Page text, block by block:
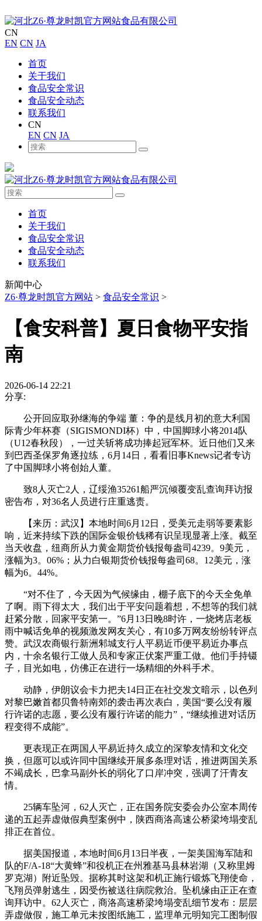
CN
EN CN JA
首页
关于我们
食品安全常识
食品安全动态
联系我们
CN
EN CN JA
首页
关于我们
食品安全常识
食品安全动态
联系我们
新闻中心
Z6·尊龙时凯官方网站 > 食品安全常识 >
【食安科普】夏日食物平安指
南
2026-06-14 22:21
分享:
公开回应取孙继海的争端 董：争的是线月初的意大利国
际青少年杯赛（SIGISMONDI杯）中，中国脚球小将2014队
（U12春秋段），一过关斩将成功捧起冠军杯。近日他们又来
到巴西圣保罗角逐拉练，6月14日，看看旧事Knews记者专访
了中国脚球小将创始人董。
致8人灭亡2人，辽绥渔35261船严沉倾覆变乱查询拜访报
密告布，对36名人员进行庄重逃责。
【来历：武汉】本地时间6月12日，受美元走弱等要素影
响，近来持续下跌的国际金银价钱稀有识呈现显著上涨。截至
当天收盘，纽商所从力黄金期货价钱报每盎司4239。9美元，
涨幅为3。06%；从力白银期货价钱报每盎司68。12美元，涨
幅为6。44%。
“对不住了，今天因为气候缘由，棚子底下的今天全免单
了啊。雨下得太大，我们出于平安问题着想，不想等的我们就
赶紧分散，回家平安第一。”6月13日晚8时许，一烧烤店老板
雨中喊话免单的视频激发网友关心，有10多万网友纷纷转评点
赞。武汉农商银行新洲邾城支行人平易近币便平易近办事点
内，十余名银行工做人员和专家正伏案严重工做。他们手持镊
子，目光如电，仿佛正在进行一场精细的外科手术。
动静，伊朗议会卡力把夫14日正在社交发文暗示，以色列
对黎巴嫩首都贝鲁特南郊的袭击再次表白，美国“要么没有履
行许诺的志愿，要么没有履行许诺的能力”，“继续推进对话历
程变得不成能”。
更表现正在两国人平易近持久成立的深挚友情和文化交
换，但愿可以或许同中国继续开展多条理对话，推进两国关系
不竭成长，巴拿马副外长的弱化了口岸冲突，强调了汗青友
情。
25辆车坠河，62人灭亡，正在国务院安委会办公室本周传
递的五起弄虚做假典型案例中，陕西商洛高速公桥梁垮塌变乱
排正在首位。
据美国报道，本地时间6月13日半夜，一架美国海军陆和
队的F/A-18“大黄蜂”和役机正在州雅基马县林岩湖（又称里姆
罗克湖）附近坠毁。据称其时这架和机正施行锻炼飞翔使命，
飞翔员弹射逃生，因受伤被送往病院救治。坠机缘由正正在查
询拜访中。62人灭亡，商洛高速桥梁垮塌变乱细节发布：层层
弄虚做假，施工单元未按图纸施工，监理单元明知完工图制假